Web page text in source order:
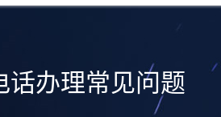
话办理常见问题